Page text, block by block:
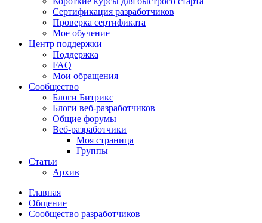
Сертификация разработчиков
Проверка сертификата
Мое обучение
Центр поддержки
Поддержка
FAQ
Мои обращения
Сообщество
Блоги Битрикс
Блоги веб-разработчиков
Общие форумы
Веб-разработчики
Моя страница
Группы
Статьи
Архив
Главная
Общение
Сообщество разработчиков